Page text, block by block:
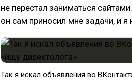
не перестал заниматься
он сам приносил мне задачи, и я
Так я искал объявления во